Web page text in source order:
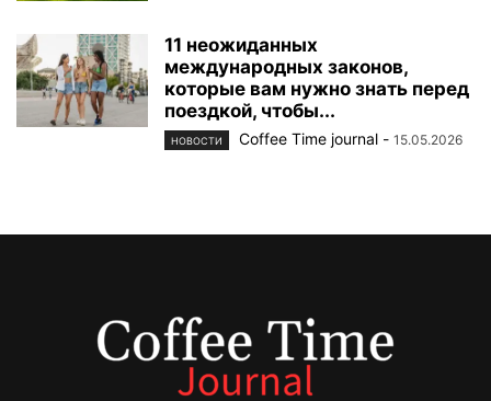
11 неожиданных
международных законов,
которые вам нужно знать перед
поездкой, чтобы...
НОВОСТИ Coffee Time journal - 15.05.2026